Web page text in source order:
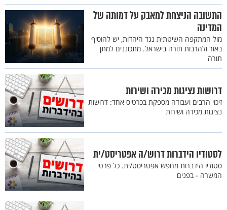
התשובה הניצחת למאבק על דמותה של
המדינה
מול המתקפה השיטתית נגד היהדות, יש להוסיף
באור ולהרבות תורה בישראל. מתכוננים למתן
תורה
דרושות נציגות מכירה ושירות
זיכוי הרבים ועבודה מספקת בכרטיס אחד: דרושות
נציגות מכירה ושירות
לסטודיו הידברות דרוש/ה אפטריסט/ית
סטודיו הידברות מחפש אפטריסט/ית. כל פרטי
המשרה - בפנים